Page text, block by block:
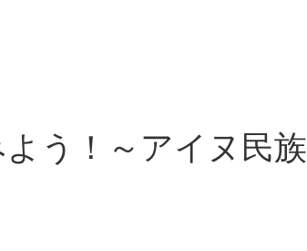
よう！～アイヌ民族